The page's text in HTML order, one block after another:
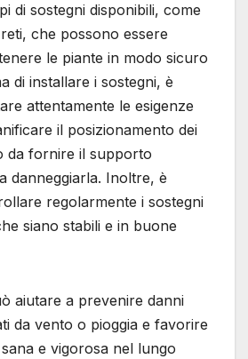
di sostegni disponibili, come
che possono essere
le piante in modo sicuro
di installare i sostegni, è
attentamente le esigenze
il posizionamento dei
da fornire il supporto
danneggiarla. Inoltre, è
regolarmente i sostegni
siano stabili e in buone
aiutare a prevenire danni
da vento o pioggia e favorire
e vigorosa nel lungo